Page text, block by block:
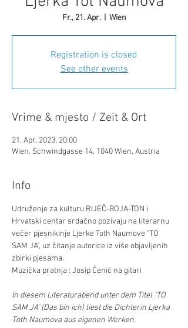
Fr., 21. Apr.
  |
Wien
Registration is closed
See other events
Vrime & mjesto / Zeit & Ort
21. Apr. 2023, 20:00
Wien, Schwindgasse 14, 1040 Wien, Austria
Info
Udruženje za kulturu RIJEČ-BOJA-TON i
Hrvatski centar srdačno pozivaju na literarnu
večer pjesnikinje Ljerke Toth Naumove "TO
SAM JA", uz čitanje autorice iz više objavljenih
zbirki pjesama.
Muzička pratnja : Josip Čenić na gitari
In diesem Literaturabend unter dem Titel "TO
SAM JA" (Das bin ich) liest die Dichterin Ljerka
Toth Naumova aus eigenen Werken.